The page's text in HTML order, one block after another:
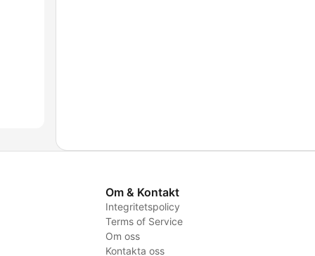
Om & Kontakt
Integritetspolicy
Terms of Service
Om oss
Kontakta oss